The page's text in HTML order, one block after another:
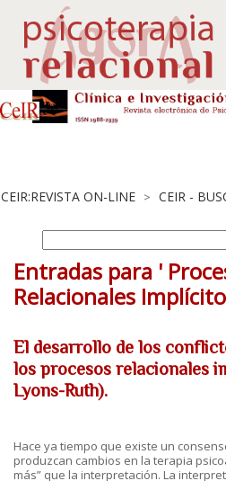
CEIR:REVISTA ON-LINE > CEIR -
Entradas para '
Relacionales
El desarrollo de los
los procesos relacionales
Lyons-Ruth).
Hace ya tiempo que existe un
produzcan cambios en la terapia
más” que la interpretación. La